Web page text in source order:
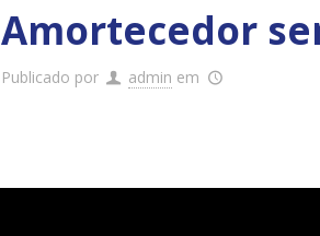
Amortecedor
Publicado por admin em